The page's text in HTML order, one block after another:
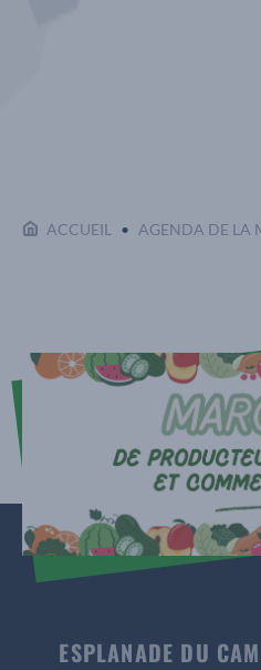
ACCUEIL AGENDA DE LA
ESPLANADE DU